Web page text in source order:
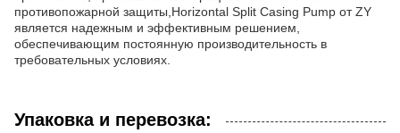
противопожарной защиты,Horizontal Split Casing Pump от ZY
является надежным и эффективным решением,
обеспечивающим постоянную производительность в
требовательных условиях.
Упаковка и перевозка: